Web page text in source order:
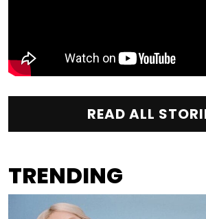
READ ALL
TRENDING